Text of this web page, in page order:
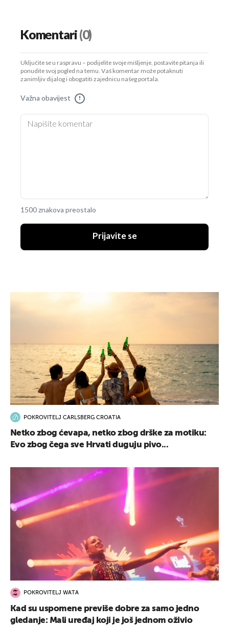
Komentari(0)
Uključite se u raspravu – podijelite svoje mišljenje, postavite pitanja ili
ponudite svoj pogled na temu. Vaš komentar može potaknuti
zanimljiv dijalog i obogatiti zajednicu našeg portala.
Važna obavijest !
1500 znakova preostalo
Prijavite se
POKROVITELJ CARLSBERG CROATIA
Netko zbog ćevapa, netko zbog drške za motiku:
Evo zbog čega sve Hrvati duguju pivo...
POKROVITELJ WATA
Kad su uspomene previše dobre za samo jedno
gledanje: Mali uređaj koji je još jednom oživio